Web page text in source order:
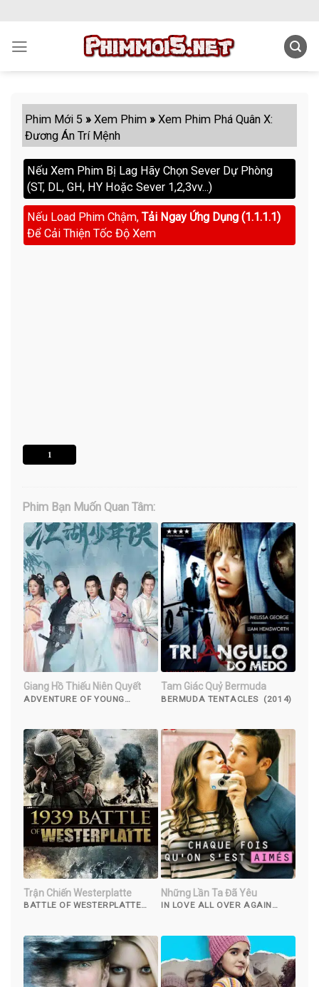
content
Phim Mới 5 »Xem Phim »Xem Phim Phá Quân X:
Đương Án Trí Mệnh
Nếu Xem Phim Bị Lag Hãy Chọn Sever Dự Phòng
(ST, DL, GH, HY Hoặc Sever 1,2,3vv...)
Nếu Load Phim Chậm, Tải Ngay Ứng Dụng (1.1.1.1)
Để Cải Thiện Tốc Độ Xem
1
Phim Bạn Muốn Quan Tâm:
Giang Hồ Thiếu Niên Quyết
ADVENTURE OF YOUNG
Tam Giác Quỷ Bermuda
BERMUDA TENTACLES (2014)
Trận Chiến Westerplatte
BATTLE OF WESTERPLATTE
Những Lần Ta Đã Yêu
IN LOVE ALL OVER AGAIN